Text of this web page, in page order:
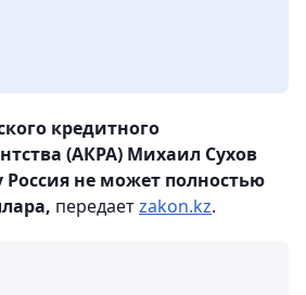
кредитного
(АКРА) Михаил Сухов
не может полностью
передаетzakon.kz.